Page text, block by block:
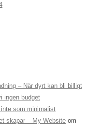
– När dyrt kan bli billigt
ingen budget
som minimalist
skapar – My Website om